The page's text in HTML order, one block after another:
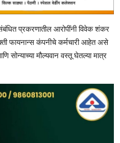
प्रकरणातील आरोपींनी विवेक शंकर
फायनान्स कंपनीचे कर्मचारी आहेत असे
सोन्याच्या मौल्यवान वस्तू घेतल्या मात्र